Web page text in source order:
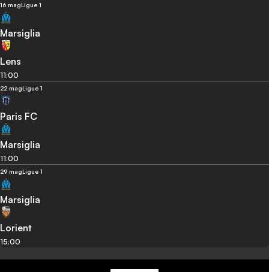
16 magLigue 1
Marsiglia
Lens
11:00
22 magLigue 1
Paris FC
Marsiglia
11:00
29 magLigue 1
Marsiglia
Lorient
15:00